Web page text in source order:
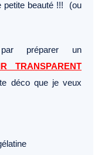
petite beauté !!! (ou
préparer un
TRANSPARENT
déco que je veux